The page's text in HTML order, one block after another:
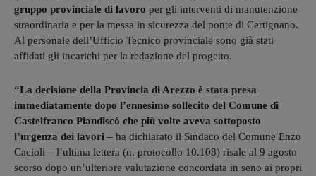
gruppo provinciale di lavoro per gli interventi di manutenzione
straordinaria e per la messa in sicurezza del ponte di Certignano.
Al personale dell’Ufficio Tecnico provinciale sono già stati
affidati gli incarichi per la redazione del progetto.
“La decisione della Provincia di Arezzo è stata presa
immediatamente dopo l’ennesimo sollecito del Comune di
Castelfranco Piandiscò che più volte aveva sottoposto
l’urgenza dei lavori – ha dichiarato il Sindaco del Comune Enzo
Cacioli – l’ultima lettera (n. protocollo 10.108) risale al 9 agosto
scorso dopo un’ulteriore valutazione concordata in seno ai propri